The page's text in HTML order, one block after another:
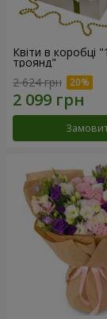
Квіти в коробці
троянд"
2 624 грн